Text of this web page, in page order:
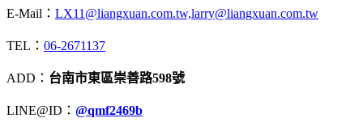
E-Mail： LX11@liangxuan.com.tw,larry@liangxuan.com.tw
TEL： 06-2671137
ADD： 台南市東區崇善路598號
LINE@ID： @qmf2469b